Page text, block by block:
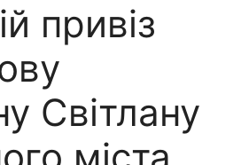
привіз
Світлану